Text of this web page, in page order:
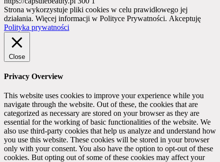
Strona wykorzystuje pliki cookies w celu prawidłowego jej
działania. Więcej informacji w Polityce Prywatności. Akceptuję
Polityka prywatności
Close
Privacy Overview
This website uses cookies to improve your experience while you
navigate through the website. Out of these, the cookies that are
categorized as necessary are stored on your browser as they are
essential for the working of basic functionalities of the website. We
also use third-party cookies that help us analyze and understand how
you use this website. These cookies will be stored in your browser
only with your consent. You also have the option to opt-out of these
cookies. But opting out of some of these cookies may affect your